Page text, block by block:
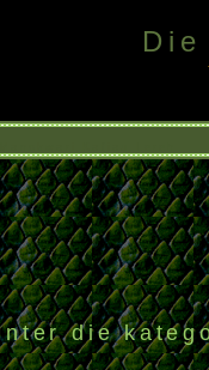
Die
die